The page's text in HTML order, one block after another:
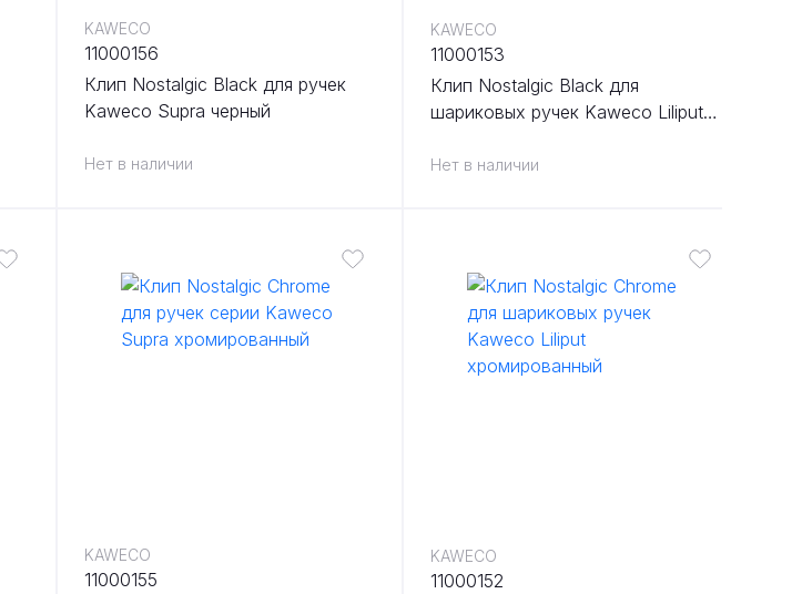
Нет в наличии
Клип Nostalgic Black для ручек
Kaweco Supra черный
KAWECO
11000156
Нет в наличии
Клип Nostalgic Black для
шариковых ручек Kaweco Liliput
KAWECO
11000153
KAWECO
11000155
KAWECO
11000152